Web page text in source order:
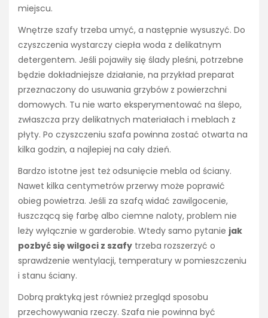
miejscu.
Wnętrze szafy trzeba umyć, a następnie wysuszyć. Do
czyszczenia wystarczy ciepła woda z delikatnym
detergentem. Jeśli pojawiły się ślady pleśni, potrzebne
będzie dokładniejsze działanie, na przykład preparat
przeznaczony do usuwania grzybów z powierzchni
domowych. Tu nie warto eksperymentować na ślepo,
zwłaszcza przy delikatnych materiałach i meblach z
płyty. Po czyszczeniu szafa powinna zostać otwarta na
kilka godzin, a najlepiej na cały dzień.
Bardzo istotne jest też odsunięcie mebla od ściany.
Nawet kilka centymetrów przerwy może poprawić
obieg powietrza. Jeśli za szafą widać zawilgocenie,
łuszczącą się farbę albo ciemne naloty, problem nie
leży wyłącznie w garderobie. Wtedy samo pytanie jak
pozbyć się wilgoci z szafy trzeba rozszerzyć o
sprawdzenie wentylacji, temperatury w pomieszczeniu
i stanu ściany.
Dobrą praktyką jest również przegląd sposobu
przechowywania rzeczy. Szafa nie powinna być